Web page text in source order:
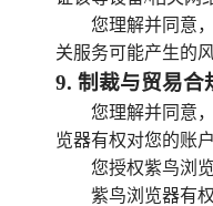
您理解并同意
关服务可能产生的风
9. 制裁与贸易合
您理解并同意
览器有权对您的账
您授权紫鸟浏
紫鸟浏览器有